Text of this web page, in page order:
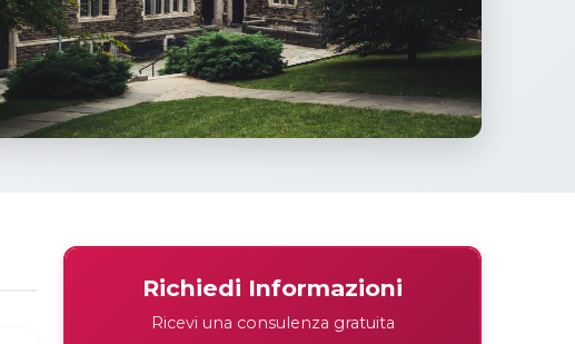
Richiedi Informazioni
Ricevi una consulenza gratuita